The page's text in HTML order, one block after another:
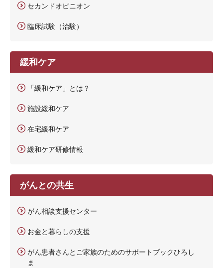
セカンドオピニオン
臨床試験（治験）
緩和ケア
「緩和ケア」とは？
施設緩和ケア
在宅緩和ケア
緩和ケア研修情報
がんとの共生
がん相談支援センター
お金と暮らしの支援
がん患者さんとご家族のためのサポートブックひろし
ま